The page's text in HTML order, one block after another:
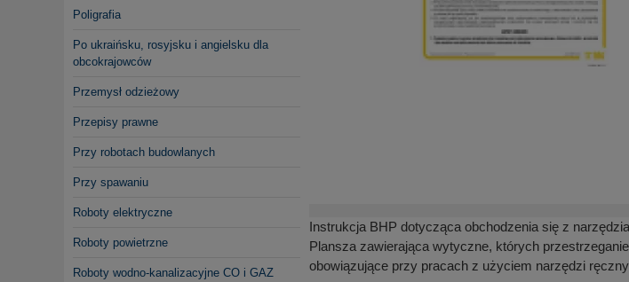
Poligrafia
Po ukraińsku, rosyjsku i angielsku dla
obcokrajowców
Przemysł odzieżowy
Przepisy prawne
Przy robotach budowlanych
Przy spawaniu
Roboty elektryczne
Roboty powietrzne
Roboty wodno-kanalizacyjne CO i GAZ
Instrukcja BHP dotycząca obchodzenia się z
Plansza zawierająca wytyczne, których
obowiązujące przy pracach z użyciem narzędzi